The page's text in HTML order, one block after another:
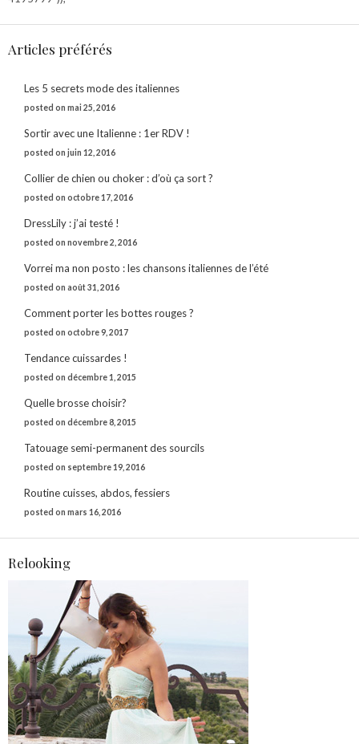
Articles préférés
Les 5 secrets mode des italiennes
posted on mai 25, 2016
Sortir avec une Italienne : 1er RDV !
posted on juin 12, 2016
Collier de chien ou choker : d’où ça sort ?
posted on octobre 17, 2016
DressLily : j’ai testé !
posted on novembre 2, 2016
Vorrei ma non posto : les chansons italiennes de l’été
posted on août 31, 2016
Comment porter les bottes rouges ?
posted on octobre 9, 2017
Tendance cuissardes !
posted on décembre 1, 2015
Quelle brosse choisir?
posted on décembre 8, 2015
Tatouage semi-permanent des sourcils
posted on septembre 19, 2016
Routine cuisses, abdos, fessiers
posted on mars 16, 2016
Relooking